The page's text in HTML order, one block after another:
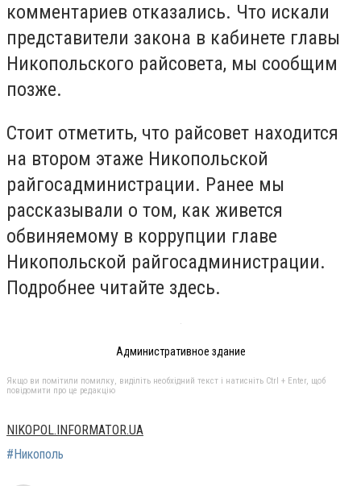
комментариев отказались. Что искали
представители закона в кабинете главы
Никопольского райсовета, мы сообщим
позже.
Стоит отметить, что райсовет находится
на втором этаже Никопольской
райгосадминистрации. Ранее мы
рассказывали о том, как живется
обвиняемому в коррупции главе
Никопольской райгосадминистрации.
Подробнее читайте здесь.
Административное здание
Якщо ви помітили помилку, виділіть необхідний текст і натисніть Ctrl + Enter, щоб
повідомити про це редакцію
NIKOPOL.INFORMATOR.UA
#Никополь